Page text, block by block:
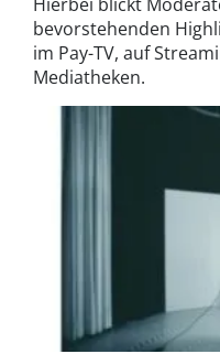
bevorstehenden
im Pay-TV, auf
Mediatheken.